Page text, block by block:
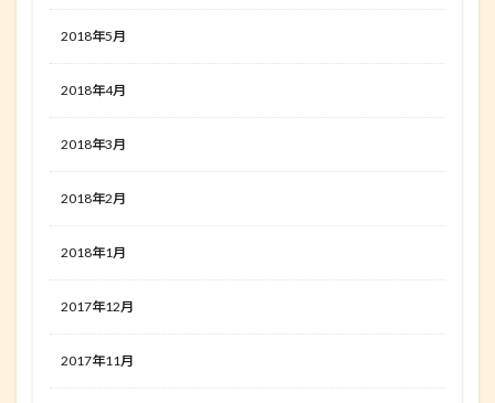
2018年5月
2018年4月
2018年3月
2018年2月
2018年1月
2017年12月
2017年11月